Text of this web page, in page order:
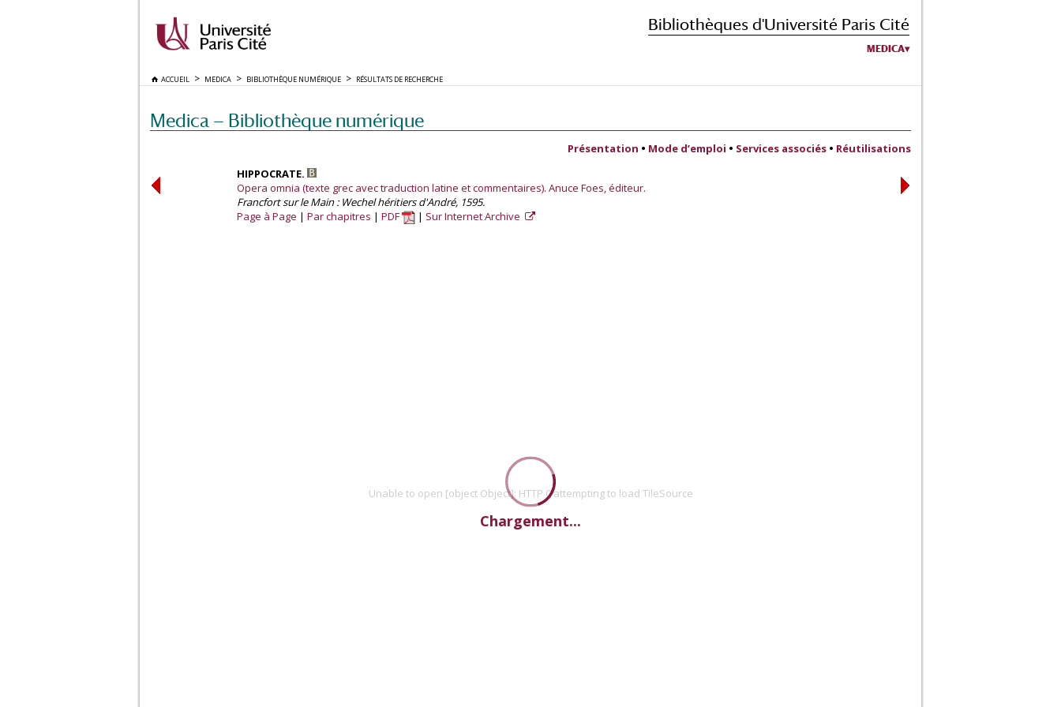
Bibliothèques d'Université Paris Cité
MEDICA
ACCUEIL MEDICA BIBLIOTHÈQUE NUMÉRIQUE RÉSULTATS DE RECHERCHE
Medica — Bibliothèque numérique
Présentation • Mode d’emploi • Services associés • Réutilisations
HIPPOCRATE.
Opera omnia (texte grec avec traduction latine et commentaires). Anuce Foes, éditeur.
Francfort sur le Main : Wechel héritiers d'André, 1595.
Page à Page
Par chapitres PDF Sur Internet Archive
Unable to open [object Object]: HTTP 0 attempting to load TileSource
Chargement...